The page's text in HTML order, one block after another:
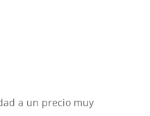
a un precio muy